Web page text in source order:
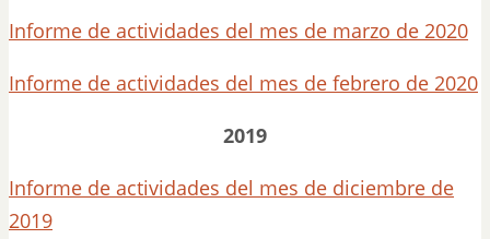
Informe de actividades del mes de marzo de 2020
Informe de actividades del mes de febrero de 2020
2019
Informe de actividades del mes de diciembre de
2019